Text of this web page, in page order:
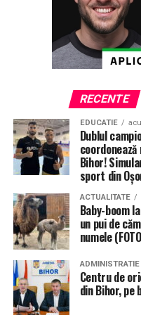
ETICHETE: INCENDIU
SERVICE AUTO
URMATORUL
Se mută Cătălin Botezatu
NU RATATI
A aruncat șerpi vii la
RECENTE
EDUCATIE
Dublul
Bihor!
sport din
ACTUALITATE
Baby-boom
un pui de
numele
ADMINISTRATIE
Centru de
din Bihor, pe